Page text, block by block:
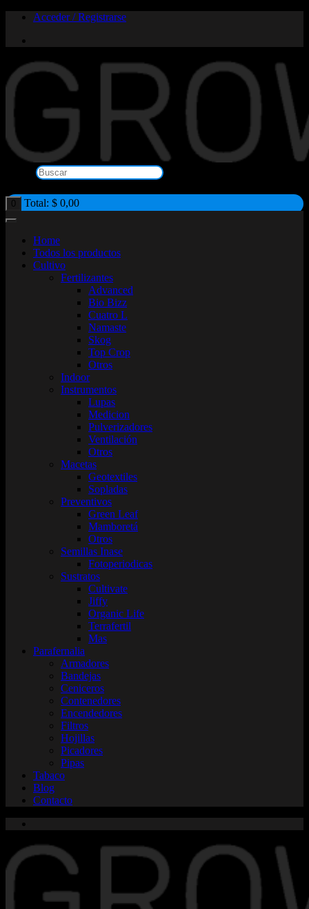
Saltar
contenido
Acceder / Registrarse
0 Total: $ 0,00
Home
Todos los productos
Cultivo
Fertilizantes
Advanced
Bio Bizz
Cuatro L
Namaste
Skog
Top Crop
Otros
Indoor
Instrumentos
Lupas
Medicion
Pulverizadores
Ventilación
Otros
Macetas
Geotextiles
Sopladas
Preventivos
Green Leaf
Mamboretá
Otros
Semillas Inase
Fotoperiodicas
Sustratos
Cultivate
Jiffy
Organic Life
Terrafertil
Mas
Parafernalia
Armadores
Bandejas
Ceniceros
Contenedores
Encendedores
Filtros
Hojillas
Picadores
Pipas
Tabaco
Blog
Contacto